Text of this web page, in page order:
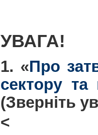
УВАГА!
1. «Про
сектору та
(Зверніть
<